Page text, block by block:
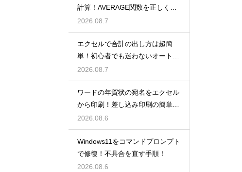
計算！AVERAGE関数を正しく使
うコツ
2026.08.7
エクセルで合計の出し方は超簡
単！初心者でも迷わないオートS
UM術！
2026.08.7
ワードの年賀状の宛名をエクセル
から印刷！差し込み印刷の簡単手
順！
2026.08.6
Windows11をコマンドプロンプト
で修復！不具合を直す手順！
2026.08.6